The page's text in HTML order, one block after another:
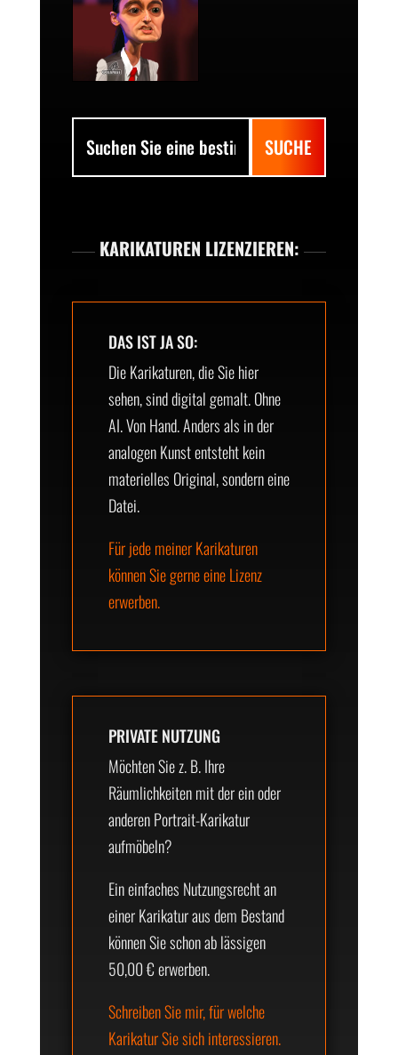
KARIKATUREN LIZENZIEREN:
DAS IST JA SO:
Die Karikaturen, die Sie hier
sehen, sind digital gemalt. Ohne
AI. Von Hand. Anders als in der
analogen Kunst entsteht kein
materielles Original, sondern eine
Datei.
Für jede meiner Karikaturen
können Sie gerne eine Lizenz
erwerben.
PRIVATE NUTZUNG
Möchten Sie z. B. Ihre
Räumlichkeiten mit der ein oder
anderen Portrait-Karikatur
aufmöbeln?
Ein einfaches Nutzungsrecht an
einer Karikatur aus dem Bestand
können Sie schon ab lässigen
50,00 € erwerben.
Schreiben Sie mir, für welche
Karikatur Sie sich interessieren.